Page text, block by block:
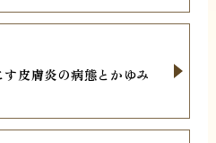
皮膚炎の病態とかゆみ